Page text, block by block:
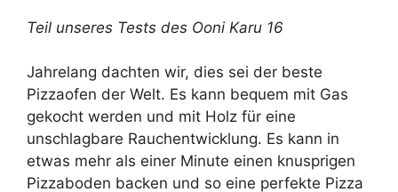
Teil unseres Tests des Ooni Karu 16
Jahrelang dachten wir, dies sei der beste
Pizzaofen der Welt. Es kann bequem mit Gas
gekocht werden und mit Holz für eine
unschlagbare Rauchentwicklung. Es kann in
etwas mehr als einer Minute einen knusprigen
Pizzaboden backen und so eine perfekte Pizza